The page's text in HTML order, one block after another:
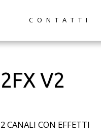
CONTATTI
V2
CANALI CON EFFETTI